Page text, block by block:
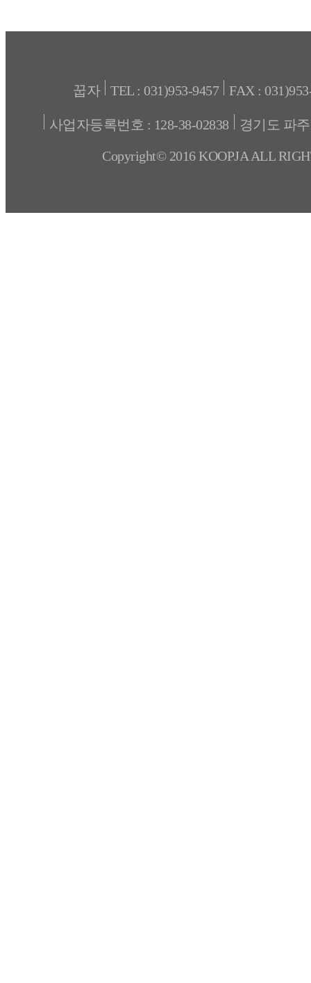
꿉자 TEL : 031)953-9457 FAX :
사업자등록번호 : 128-38-02838 경기도 파
Copyright© 2016 KOOPJA ALL